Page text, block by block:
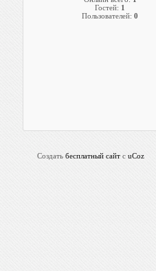
Гостей: 1
Пользователей: 0
Создать бесплатный сайт с uCoz